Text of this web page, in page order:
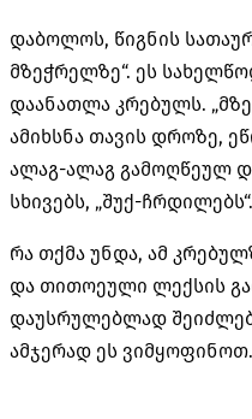
დაბოლოს, წიგნის
მზეჭრელზე“. ეს
დაანათლა კრებულს.
ამიხსნა თავის დროზე,
ალაგ-ალაგ გამოღწეულ
სხივებს, „შუქ-ჩრდილებს“.
რა თქმა უნდა, ამ
და თითოეული ლექსის
დაუსრულებლად
ამჯერად ეს ვიმყოფინოთ.